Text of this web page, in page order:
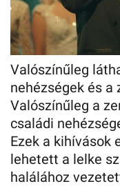
Valószínűleg
nehézségek és
Valószínűleg a
családi
Ezek a kihívások
lehetett a lelke
halálához